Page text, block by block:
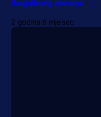
Augsburg poraza
2 godina 6 mjesec